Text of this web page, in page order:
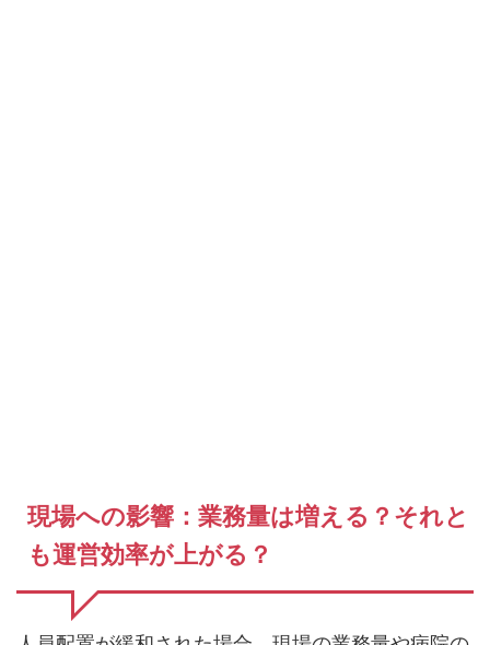
現場への影響：業務量は増える？それと
も運営効率が上がる？